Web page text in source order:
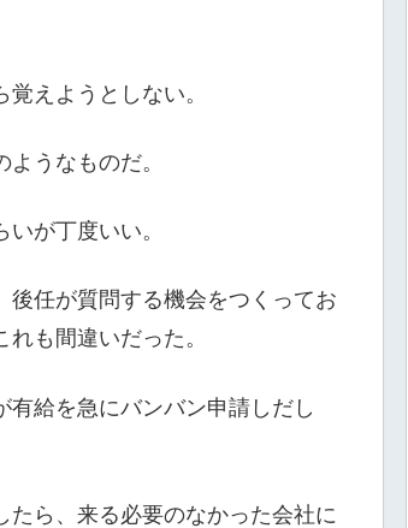
えようとしない。
うなものだ。
が丁度いい。
後任が質問する機会をつくってお
も間違いだった。
給を急にバンバン申請しだし
ら、来る必要のなかった会社に